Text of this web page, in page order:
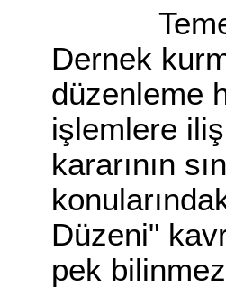
Temel
Dernek
düzenleme
işlemlere
kararının
Düzeni"
pek